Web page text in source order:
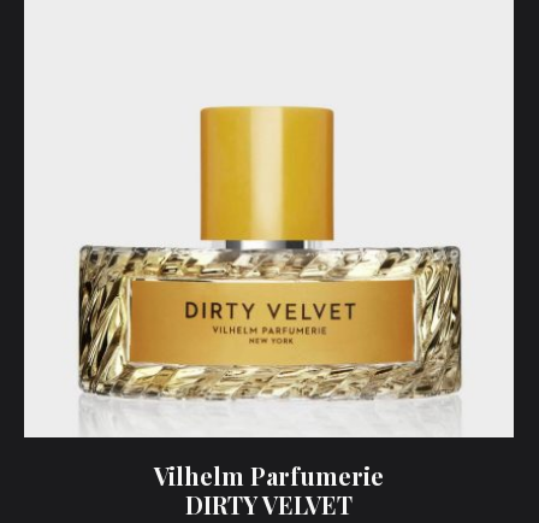
Vilhelm Parfumerie
DIRTY VELVET